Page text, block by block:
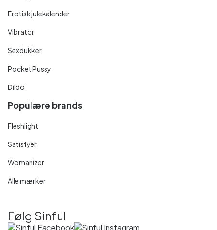
Erotisk julekalender
Vibrator
Sexdukker
Pocket Pussy
Dildo
Populære brands
Fleshlight
Satisfyer
Womanizer
Alle mærker
Følg Sinful